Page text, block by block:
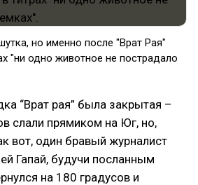
но именно после "Врат Рая"
"ни одно животное не пострадало
“Врат рая” была закрытая –
слали прямиком на Юг, но,
вот, один бравый журналист
Гапай, будучи посланным
на 180 градусов и